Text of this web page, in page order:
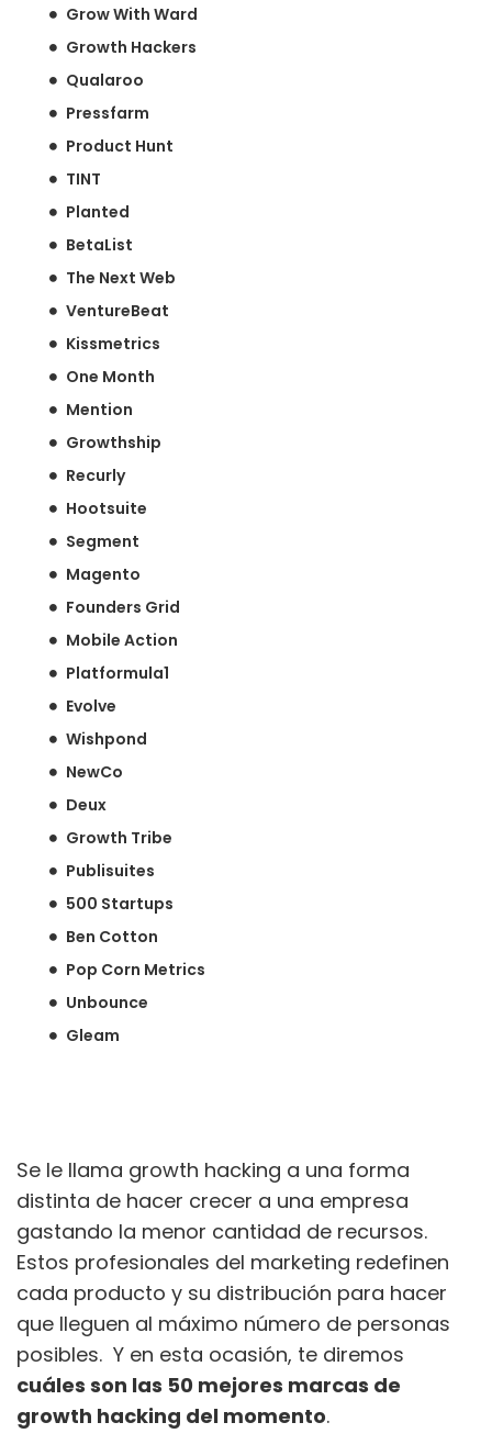
Grow With Ward
Growth Hackers
Qualaroo
Pressfarm
Product Hunt
TINT
Planted
BetaList
The Next Web
VentureBeat
Kissmetrics
One Month
Mention
Growthship
Recurly
Hootsuite
Segment
Magento
Founders Grid
Mobile Action
Platformula1
Evolve
Wishpond
NewCo
Deux
Growth Tribe
Publisuites
500 Startups
Ben Cotton
Pop Corn Metrics
Unbounce
Gleam
Se le llama growth hacking a una forma
distinta de hacer crecer a una empresa
gastando la menor cantidad de recursos.
Estos profesionales del marketing redefinen
cada producto y su distribución para hacer
que lleguen al máximo número de personas
posibles. Y en esta ocasión, te diremos
cuáles son las 50 mejores marcas de
growth hacking del momento.